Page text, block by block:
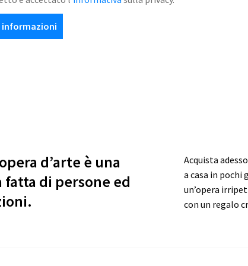
d’arte è una
fatta di persone ed
Acquista
a casa in pochi
un’opera
con un regalo